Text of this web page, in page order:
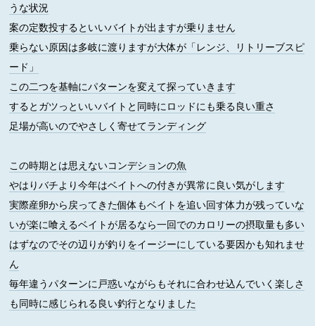
うな状況
案の定数投するといいバイトが出ますが乗りません
乗らない原因は多岐に渡りますが大体が「レンジ、リトリーブスピ
ード」
この二つを基軸にパターンを変えて探っていきます
するとガツっといいバイトと同時にロッドにも乗る良い重さ
足場が高いのでやさしく寄せてランディング
この時期とは思えないコンデションの魚
やはりバチより今年はベイトへの付きが異常に良い気がします
実際産卵から戻ってきた個体もベイトを追い回す体力が残っていな
いが楽に喰えるベイトが居るなら一回でのカロリーの摂取量も多い
はずなのでその辺りが釣りをイージーにしている要因かも知れませ
ん
毎年違うパターンに戸惑いながらもそれに合わせ込んでいく楽しさ
も同時に感じられる良い釣行となりました